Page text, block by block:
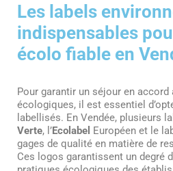
Les labels
indispensables
écolo fiable en
Pour garantir un séjour en accord
écologiques, il est essentiel
labellisés. En Vendée, plusieurs
Verte, l’Ecolabel Européen et le
gages de qualité en matière de
Ces logos garantissent un degré